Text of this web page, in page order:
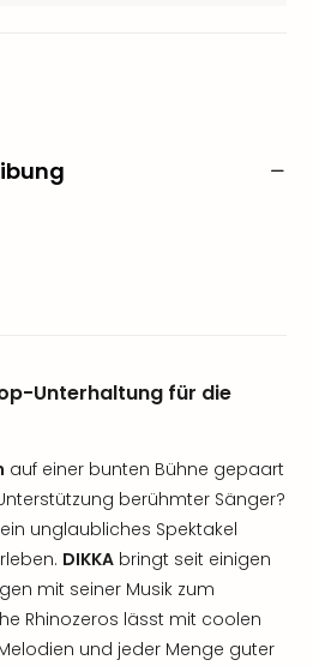
Unterhaltung für die
auf einer bunten Bühne gepaart
berühmter Sänger?
unglaubliches Spektakel
DIKKA bringt seit einigen
mit seiner Musik zum
Rhinozeros lässt mit coolen
und jeder Menge guter